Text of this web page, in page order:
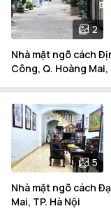
2
Nhà mặt ngõ cách
Công, Q. Hoàng Mai,
5
Nhà mặt ngõ cách
Mai, TP. Hà Nội